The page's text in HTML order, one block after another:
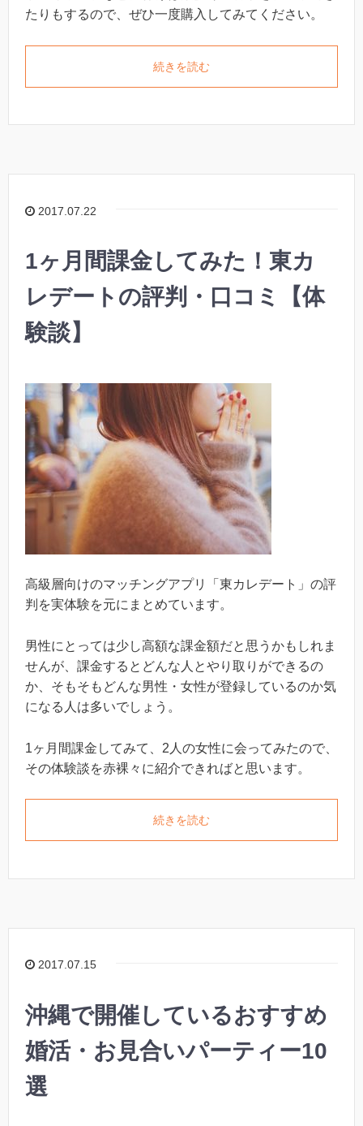
たりもするので、ぜひ一度購入してみてください。
続きを読む
2017.07.22
1ヶ月間課金してみた！東カ
レデートの評判・口コミ【体
験談】
高級層向けのマッチングアプリ「東カレデート」の評
判を実体験を元にまとめています。
男性にとっては少し高額な課金額だと思うかもしれま
せんが、課金するとどんな人とやり取りができるの
か、そもそもどんな男性・女性が登録しているのか気
になる人は多いでしょう。
1ヶ月間課金してみて、2人の女性に会ってみたので、
その体験談を赤裸々に紹介できればと思います。
続きを読む
2017.07.15
沖縄で開催しているおすすめ
婚活・お見合いパーティー10
選